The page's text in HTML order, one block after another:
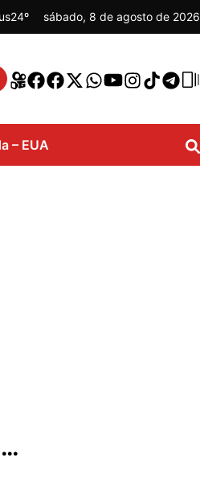
24º sábado, 8 de agosto de 2026
– EUA